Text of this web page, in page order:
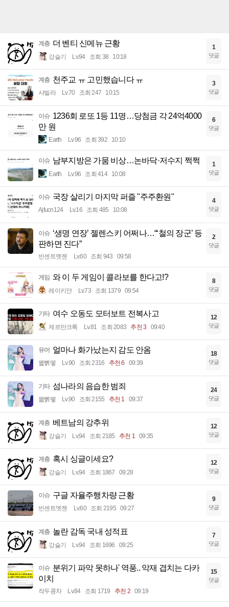
계층 더 벤티 신메뉴 근황
강슬기 Lv.94 조회 38 10:18
1
댓글
계층 천주교 ㅠ 고민했습니다 ㅠ
샤빌라 Lv.70 조회 247 10:15
3
댓글
이슈 1236회 로또 1등 11명…당첨금 각 24억4000
만 원
Earth Lv.96 조회 392 10:10
6
댓글
이슈 남부지방은 가뭄 비상…논바닥·저수지 쩍쩍
Earth Lv.96 조회 414 10:08
1
댓글
이슈 국장 살리기 마지막 퍼즐 "주주환원"
Ajfucn124 Lv.16 조회 485 10:08
4
댓글
이슈 ‘생명 연장’ 젤렌스키 어쩌나…“‘철의 장군’ 등
판하면 진다”
빈센트멧젠 Lv.60 조회 943 09:58
2
댓글
게임 와 이 두 게임이 콜라보를 한다고!?
레이키얀 Lv.73 조회 1379 09:54
8
댓글
기타 여수 오동도 모터보트 전복사고
제르만크록 Lv.81 조회 2083 추천 3 09:40
12
댓글
유머 얼마나 화가났는지 감도 안옴
꿻뻵뗗 Lv.90 조회 2316 추천 6 09:39
18
댓글
기타 섬나라의 음습한 범죄
꿻뻵뗗 Lv.90 조회 2155 추천 1 09:37
24
댓글
계층 베트남의 강추위
강슬기 Lv.94 조회 2185 추천 1 09:35
12
댓글
계층 혹시 싱글이세요?
강슬기 Lv.94 조회 1867 09:28
12
댓글
이슈 구글 자율주행차량 근황
빈센트멧젠 Lv.60 조회 2195 09:27
9
댓글
계층 놀란 감독 국내 성적표
강슬기 Lv.94 조회 1696 09:25
7
댓글
이슈 분위기 파악 못하나' 역풍.. 악재 겹치는 다카
이치
작두콩차 Lv.84 조회 1719 추천 2 09:19
15
댓글